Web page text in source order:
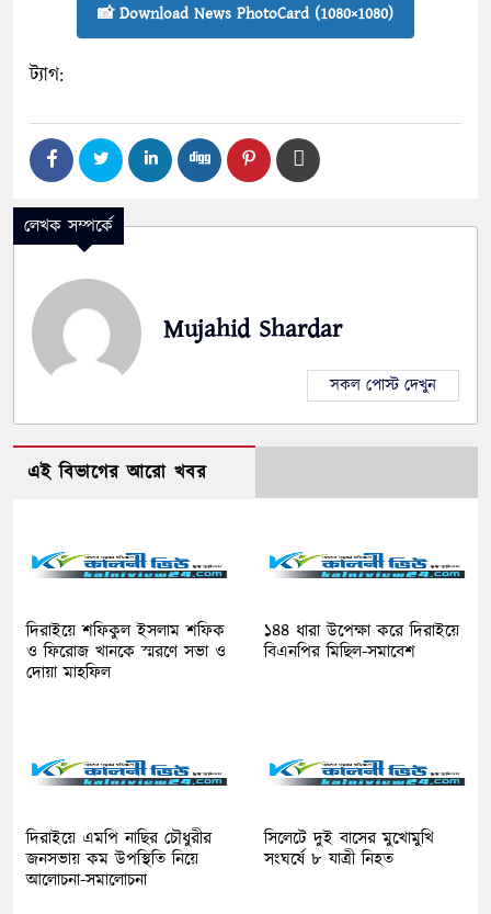
📸 Download News PhotoCard (1080×1080)
ট্যাগ:
লেখক সম্পর্কে
Mujahid Shardar
সকল পোস্ট দেখুন
এই বিভাগের আরো খবর
দিরাইয়ে শফিকুল ইসলাম শফিক
ও ফিরোজ খানকে স্মরণে সভা ও
দোয়া মাহফিল
১৪৪ ধারা উপেক্ষা করে দিরাইয়ে
বিএনপির মিছিল-সমাবেশ
দিরাইয়ে এমপি নাছির চৌধুরীর
জনসভায় কম উপস্থিতি নিয়ে
আলোচনা-সমালোচনা
সিলেটে দুই বাসের মুখোমুখি
সংঘর্ষে ৮ যাত্রী নিহত